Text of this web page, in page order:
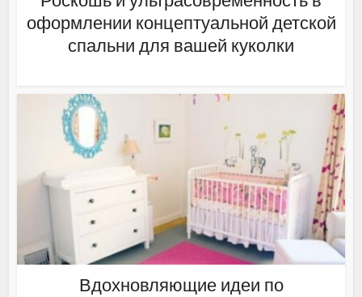
оформлении концептуальной детской
спальни для вашей куколки
Вдохновляющие идеи по